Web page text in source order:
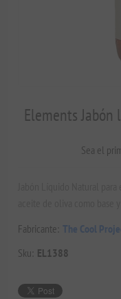
Elements
Sea el
Fabricante: The Cool
Sku: EL1388